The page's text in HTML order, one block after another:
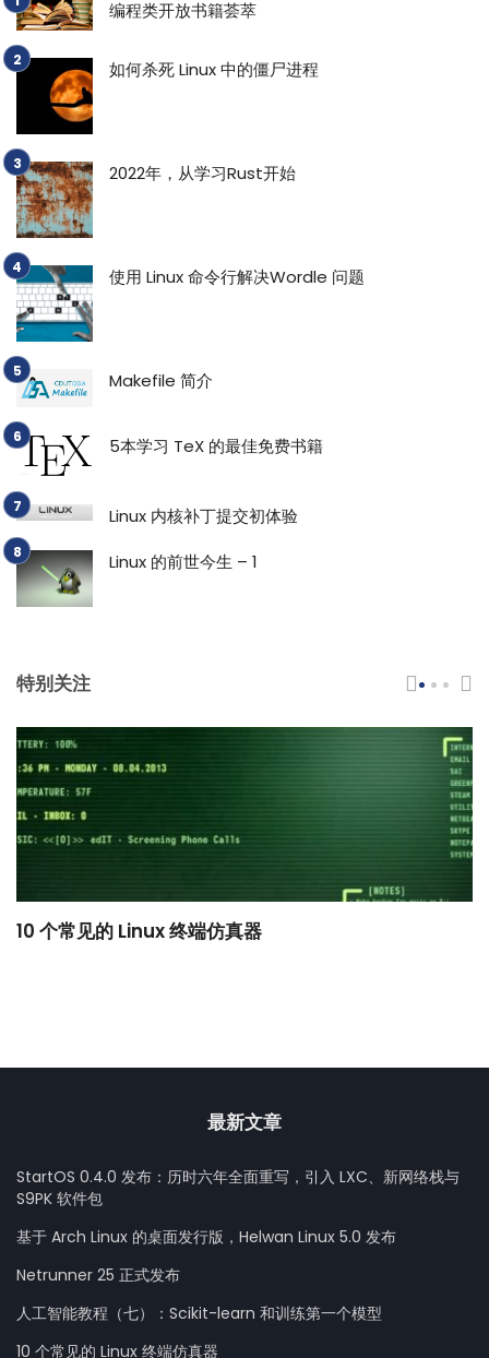
编程类开放书籍荟萃
如何杀死 Linux 中的僵尸进程
2022年，从学习Rust开始
使用 Linux 命令行解决Wordle 问题
Makefile 简介
5本学习 TeX 的最佳免费书籍
Linux 内核补丁提交初体验
Linux 的前世今生 – 1
特别关注
10 个常见的 Linux 终端仿真器
最新文章
StartOS 0.4.0 发布：历时六年全面重写，引入 LXC、新网络栈与
S9PK 软件包
基于 Arch Linux 的桌面发行版，Helwan Linux 5.0 发布
Netrunner 25 正式发布
人工智能教程（七）：Scikit-learn 和训练第一个模型
10 个常见的 Linux 终端仿真器